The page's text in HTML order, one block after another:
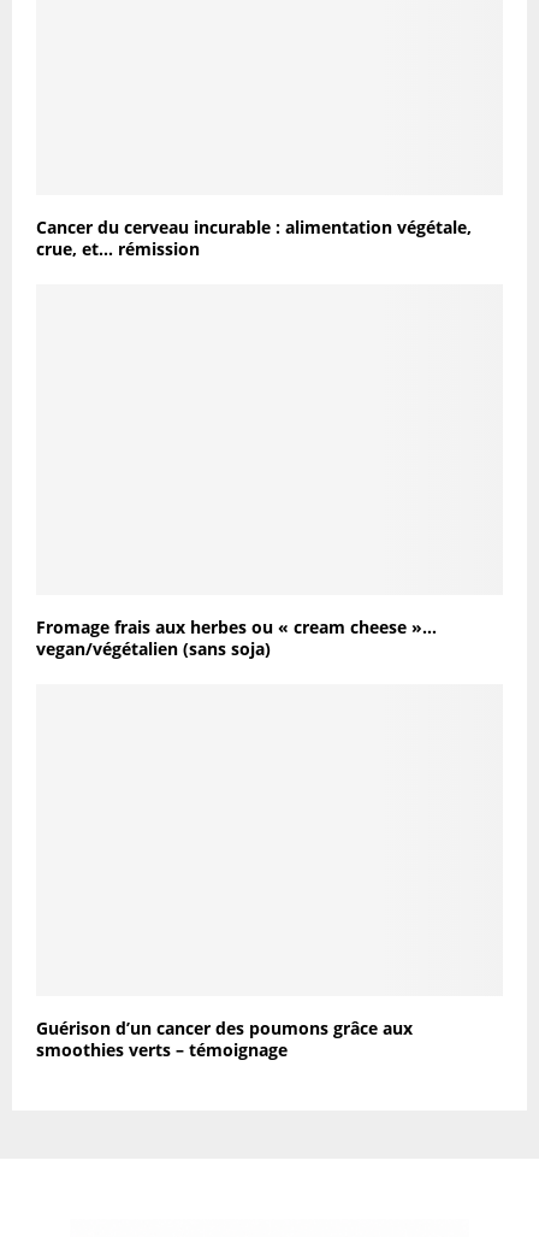
Cancer du cerveau incurable : alimentation végétale,
crue, et… rémission
Fromage frais aux herbes ou « cream cheese »…
vegan/végétalien (sans soja)
Guérison d’un cancer des poumons grâce aux
smoothies verts – témoignage